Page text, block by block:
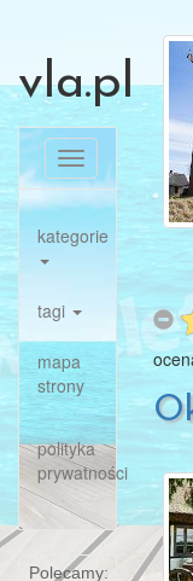
vla.pl
Toggle
navigation
kategorie
tagi
mapa
strony
polityka
prywatności
Polecamy: